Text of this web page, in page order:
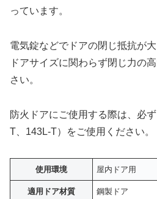
っています。
電気錠などでドアの閉じ抵抗が
ドアサイズに関わらず閉じ力の
さい。
防火ドアにご使用する際は、必
T、143L-T）をご使用ください。
使用環境 屋内ドア用
適用ドア材質 鋼製ドア